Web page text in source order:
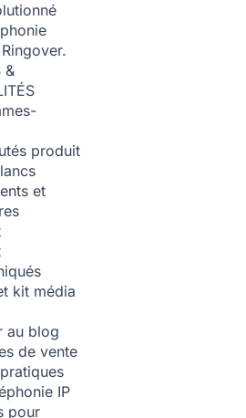
&
produit
et
kit média
au blog
de vente
IP
pour